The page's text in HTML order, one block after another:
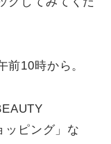
10時から。
ッピング」な